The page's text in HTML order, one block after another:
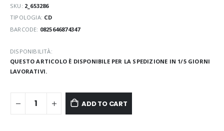
SKU: 2_653286
TIPOLOGIA: CD
BARCODE: 0825646874347
DISPONIBILITÀ:
QUESTO ARTICOLO È DISPONIBILE PER LA SPEDIZIONE IN 1/5 GIORNI
LAVORATIVI.
ADD TO CART